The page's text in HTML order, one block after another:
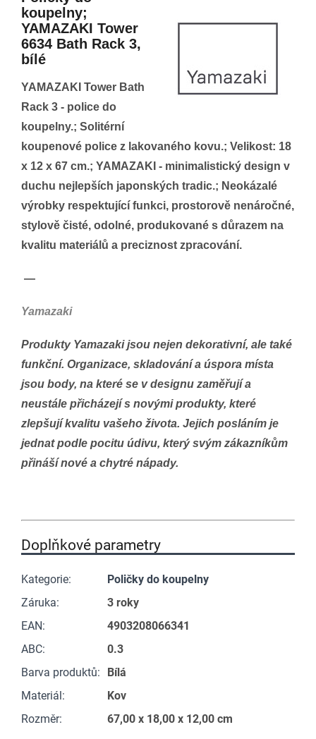
koupelny;
YAMAZAKI Tower
6634 Bath Rack 3,
bílé
YAMAZAKI Tower Bath
Rack 3 - police do
koupelny.; Solitérní
koupenové police z lakovaného kovu.; Velikost: 18
x 12 x 67 cm.; YAMAZAKI - minimalistický design v
duchu nejlepších japonských tradic.; Neokázalé
výrobky respektující funkci, prostorově nenáročné,
stylově čisté, odolné, produkované s důrazem na
kvalitu materiálů a preciznost zpracování.
—
Yamazaki
Produkty Yamazaki jsou nejen dekorativní, ale také
funkční. Organizace, skladování a úspora místa
jsou body, na které se v designu zaměřují a
neustále přicházejí s novými produkty, které
zlepšují kvalitu vašeho života. Jejich posláním je
jednat podle pocitu údivu, který svým zákazníkům
přináší nové a chytré nápady.
Doplňkové parametry
Kategorie:
Poličky do koupelny
Záruka:
3 roky
EAN:
4903208066341
ABC:
0.3
Barva produktů:
Bílá
Materiál:
Kov
Rozměr: 67,00 x 18,00 x 12,00 cm